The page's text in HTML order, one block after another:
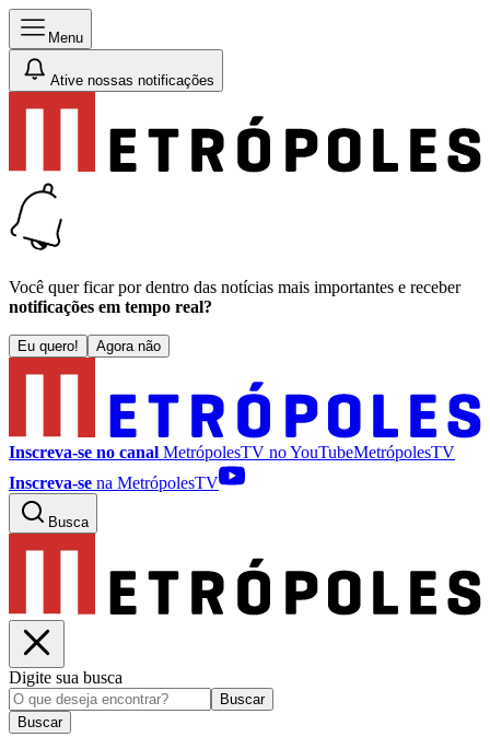
Menu
Ative nossas notificações
Você quer ficar por dentro das notícias mais importantes e receber
notificações em tempo real?
Eu quero! Agora não
Inscreva-se no canal MetrópolesTV noYouTubeMetrópolesTV
Inscreva-se na MetrópolesTV
Busca
Digite sua busca
Buscar
Buscar